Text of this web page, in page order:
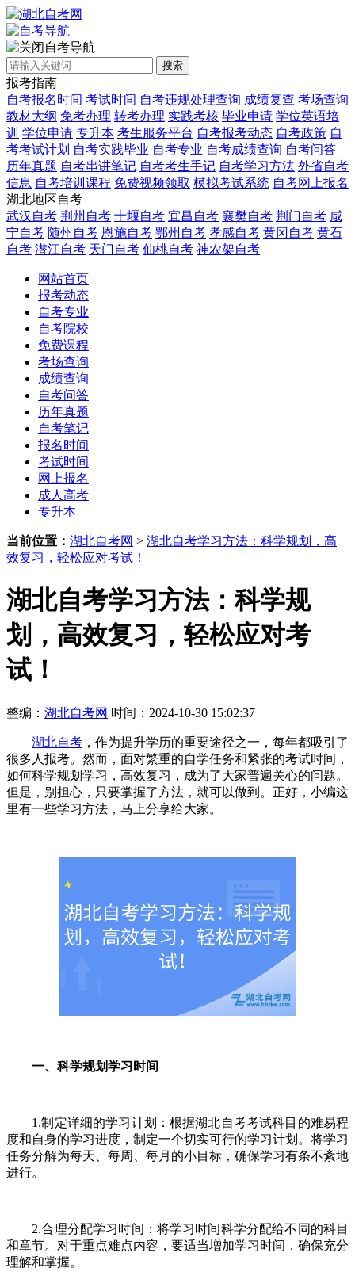
自考导航
搜索
报考指南
自考报名时间 考试时间 自考违规处理查询 成绩复查 考场查询
教材大纲 免考办理 转考办理 实践考核 毕业申请 学位英语培
训 学位申请 专升本 考生服务平台 自考报考动态 自考政策 自
考考试计划 自考实践毕业 自考专业 自考成绩查询 自考问答
历年真题 自考串讲笔记 自考考生手记 自考学习方法 外省自考
信息 自考培训课程 免费视频领取 模拟考试系统 自考网上报名
湖北地区自考
武汉自考 荆州自考 十堰自考 宜昌自考 襄樊自考 荆门自考 咸
宁自考 随州自考 恩施自考 鄂州自考 孝感自考 黄冈自考 黄石
自考 潜江自考 天门自考 仙桃自考 神农架自考
网站首页
报考动态
自考专业
自考院校
免费课程
考场查询
成绩查询
自考问答
历年真题
自考笔记
报名时间
考试时间
网上报名
成人高考
专升本
当前位置： 湖北自考网 > 湖北自考学习方法：科学规划，高
效复习，轻松应对考试！
湖北自考学习方法：科学规
划，高效复习，轻松应对考
试！
整编： 湖北自考网 时间：2024-10-30 15:02:37
湖北自考 ，作为提升学历的重要途径之一，每年都吸引了
很多人报考。然而，面对繁重的自学任务和紧张的考试时间，
如何科学规划学习，高效复习，成为了大家普遍关心的问题。
但是，别担心，只要掌握了方法，就可以做到。正好，小编这
里有一些学习方法，马上分享给大家。
一、科学规划学习时间
1.制定详细的学习计划：根据湖北自考考试科目的难易程
度和自身的学习进度，制定一个切实可行的学习计划。将学习
任务分解为每天、每周、每月的小目标，确保学习有条不紊地
进行。
2.合理分配学习时间：将学习时间科学分配给不同的科目
和章节。对于重点难点内容，要适当增加学习时间，确保充分
理解和掌握。